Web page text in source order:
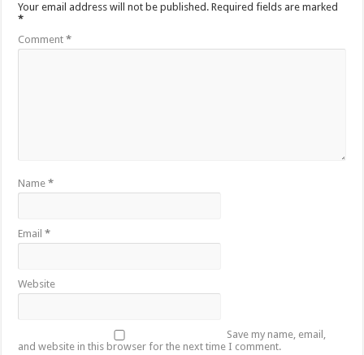
Your email address will not be published. Required fields are marked
*
Comment*
Name*
Email*
Website
Save my name, email,
and website in this browser for the next time I comment.